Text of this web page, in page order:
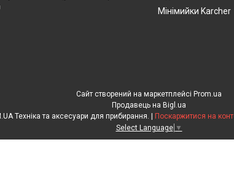
Мінімийки Karcher
Сайт створений на маркетплейсі Prom.ua
Продавець на Bigl.ua
N-CLEAN.COM.UA Техніка та аксесуари для прибирання. | Поскаржитися на
Select Language ▼